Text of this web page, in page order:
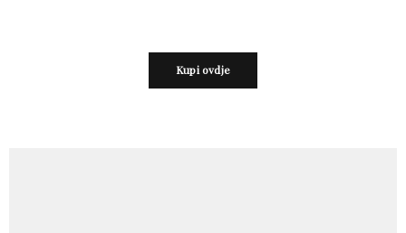
Kupi ovdje